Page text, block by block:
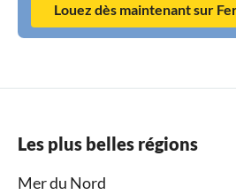
Louez dès maintenant sur
Les plus belles régions
Mer du Nord